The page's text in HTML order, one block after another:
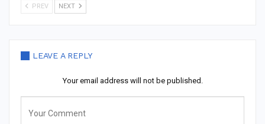
PREV NEXT
LEAVE A REPLY
Your email address will not be published.